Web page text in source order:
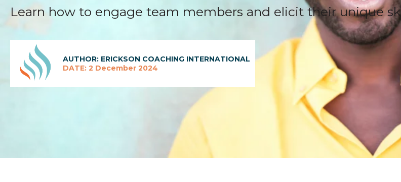
Learn how to engage team members and elicit their unique
AUTHOR: ERICKSON COACHING INTERNATIONAL
DATE: 2 December 2024